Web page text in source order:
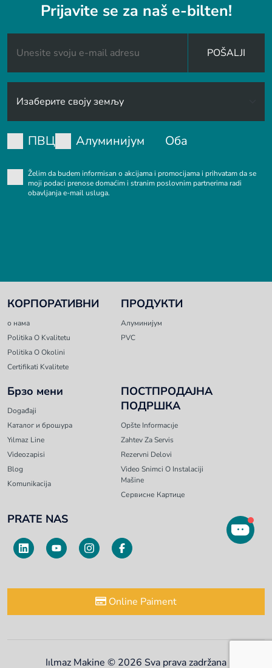
Prijavite se za naš e-bilten!
POŠALJI
ПВЦ Алуминијум Оба
Želim da budem informisan o akcijama i promocijama i prihvatam da se
moji podaci prenose domaćim i stranim poslovnim partnerima radi
obavljanja e-mail usluga.
КОРПОРАТИВНИ
о нама
Politika O Kvalitetu
Politika O Okolini
Certifikati Kvalitete
ПРОДУКТИ
Алуминијум
PVC
Брзо мени
Događaji
Каталог и брошура
Yılmaz Line
Videozapisi
Blog
Komunikacija
ПОСТПРОДАЈНА
ПОДРШКА
Opšte Informacıje
Zahtev Za Servis
Rezervni Delovi
Video Snimci O Instalaciji
Mašine
Сервисне Картице
PRATE NAS
Online Paiment
Iılmaz Makine © 2026 Sva prava zadržana